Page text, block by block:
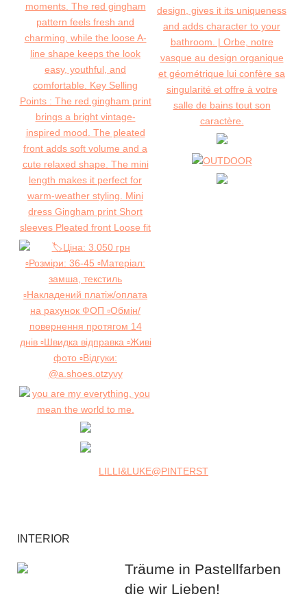
LILLI&LUKE@PINTERST
INTERIOR
Träume in Pastellfarben
die wir Lieben!